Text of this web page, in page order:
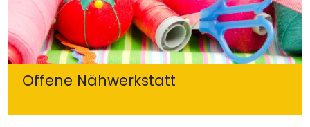
Offene Nähwerkstatt